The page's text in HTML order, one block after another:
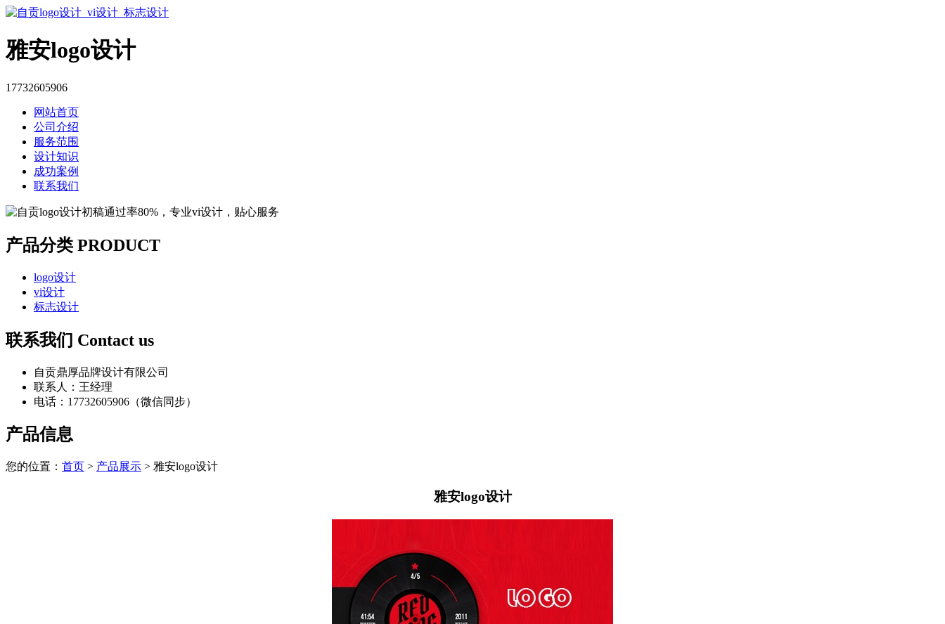
雅安logo设计
17732605906
网站首页
公司介绍
服务范围
设计知识
成功案例
联系我们
产品分类 PRODUCT
logo设计
vi设计
标志设计
联系我们 Contact us
自贡鼎厚品牌设计有限公司
联系人：王经理
电话：17732605906（微信同步）
产品信息
您的位置： 首页 > 产品展示 > 雅安logo设计
雅安logo设计